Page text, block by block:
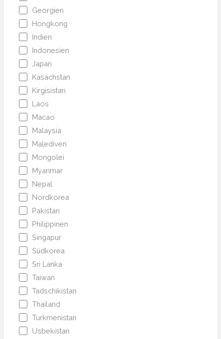
Georgien
Hongkong
Indien
Indonesien
Japan
Kasachstan
Kirgisistan
Laos
Macao
Malaysia
Malediven
Mongolei
Myanmar
Nepal
Nordkorea
Pakistan
Philippinen
Singapur
Südkorea
Sri Lanka
Taiwan
Tadschikistan
Thailand
Turkmenistan
Usbekistan